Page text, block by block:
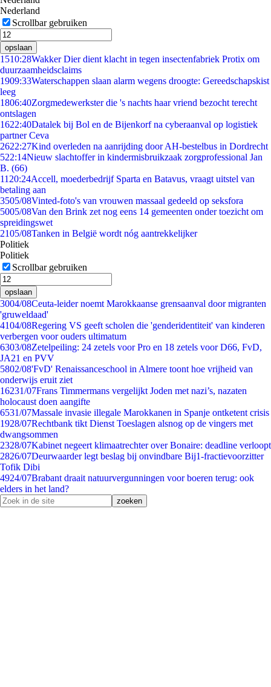
Nederland
Scrollbar gebruiken
opslaan
1510:28Wakker Dier dient klacht in tegen insectenfabriek Protix om
duurzaamheidsclaims
1909:33Waterschappen slaan alarm wegens droogte: Gereedschapskist
leeg
1806:40Zorgmedewerkster die 's nachts haar vriend bezocht terecht
ontslagen
1622:40Datalek bij Bol en de Bijenkorf na cyberaanval op logistiek
partner Ceva
2622:27Kind overleden na aanrijding door AH-bestelbus in Dordrecht
522:14Nieuw slachtoffer in kindermisbruikzaak zorgprofessional Jan
B. (66)
11 20:24Accell, moederbedrijf Sparta en Batavus, vraagt uitstel van
betaling aan
3505/08Vinted-foto's van vrouwen massaal gedeeld op seksfora
5005/08Van den Brink zet nog eens 14 gemeenten onder toezicht om
spreidingswet
2105/08Tanken in België wordt nóg aantrekkelijker
Politiek
Politiek
Scrollbar gebruiken
opslaan
3004/08Ceuta-leider noemt Marokkaanse grensaanval door migranten
'gruweldaad'
4104/08Regering VS geeft scholen die 'genderidentiteit' van kinderen
verbergen voor ouders ultimatum
6303/08Zetelpeiling: 24 zetels voor Pro en 18 zetels voor D66, FvD,
JA21 en PVV
5802/08'FvD' Renaissanceschool in Almere toont hoe vrijheid van
onderwijs eruit ziet
16231/07Frans Timmermans vergelijkt Joden met nazi’s, nazaten
holocaust doen aangifte
6531/07Massale invasie illegale Marokkanen in Spanje ontketent crisis
1928/07Rechtbank tikt Dienst Toeslagen alsnog op de vingers met
dwangsommen
2328/07Kabinet negeert klimaatrechter over Bonaire: deadline verloopt
2826/07Deurwaarder legt beslag bij onvindbare Bij1-fractievoorzitter
Tofik Dibi
4924/07Brabant draait natuurvergunningen voor boeren terug: ook
elders in het land?